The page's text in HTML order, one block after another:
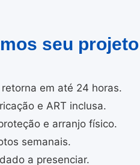
seu projeto
em até 24 horas.
e ART inclusa.
e arranjo físico.
semanais.
a presenciar.